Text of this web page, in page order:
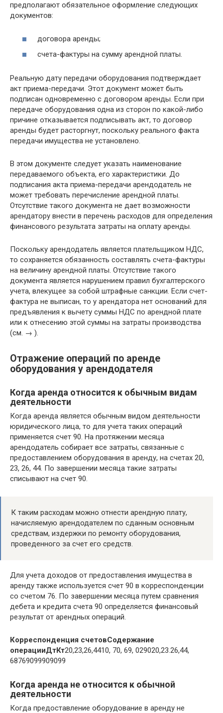
предполагают обязательное оформление следующих
документов:
договора аренды;
счета-фактуры на сумму арендной платы.
Реальную дату передачи оборудования подтверждает
акт приема-передачи. Этот документ может быть
подписан одновременно с договором аренды. Если при
передаче оборудования одна из сторон по какой-либо
причине отказывается подписывать акт, то договор
аренды будет расторгнут, поскольку реального факта
передачи имущества не установлено.
В этом документе следует указать наименование
передаваемого объекта, его характеристики. До
подписания акта приема-передачи арендодатель не
может требовать перечисление арендной платы.
Отсутствие такого документа не дает возможности
арендатору внести в перечень расходов для определения
финансового результата затраты на оплату аренды.
Поскольку арендодатель является плательщиком НДС,
то сохраняется обязанность составлять счета-фактуры
на величину арендной платы. Отсутствие такого
документа является нарушением правил бухгалтерского
учета, влекущее за собой штрафные санкции. Если счет-
фактура не выписан, то у арендатора нет оснований для
предъявления к вычету суммы НДС по арендной плате
или к отнесению этой суммы на затраты производства
(см. → ).
Отражение операций по аренде
оборудования у арендодателя
Когда аренда относится к обычным видам
деятельности
Когда аренда является обычным видом деятельности
юридического лица, то для учета таких операций
применяется счет 90. На протяжении месяца
арендодатель собирает все затраты, связанные с
предоставлением оборудования в аренду, на счетах 20,
23, 26, 44. По завершении месяца такие затраты
списывают на счет 90.
К таким расходам можно отнести арендную плату,
начисляемую арендодателем по сданным основным
средствам, издержки по ремонту оборудования,
проведенного за счет его средств.
Для учета доходов от предоставления имущества в
аренду также используется счет 90 в корреспонденции
со счетом 76. По завершении месяца путем сравнения
дебета и кредита счета 90 определяется финансовый
результат от арендных операций.
Корреспонденция счетовСодержание
операцииДтКт20,23,26,4410, 70, 69, 029020,23.26,44,
68769099909099
Когда аренда не относится к обычной
деятельности
Когда предоставление оборудование в аренду не